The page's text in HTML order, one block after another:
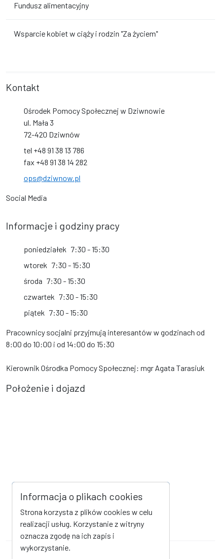
Fundusz alimentacyjny
Wsparcie kobiet w ciąży i rodzin "Za życiem"
Kontakt
Ośrodek Pomocy Społecznej w Dziwnowie
ul. Mała 3
72-420 Dziwnów
tel +48 91 38 13 786
fax +48 91 38 14 282
ops@dziwnow.pl
Social Media
Informacje i godziny pracy
poniedziałek 7:30 - 15:30
wtorek 7:30 - 15:30
środa 7:30 - 15:30
czwartek 7:30 - 15:30
piątek 7:30 - 15:30
Pracownicy socjalni przyjmują interesantów w godzinach od
8:00 do 10:00 i od 14:00 do 15:30
Kierownik Ośrodka Pomocy Społecznej: mgr Agata Tarasiuk
Położenie i dojazd
Informacja o plikach cookies
Strona korzysta z plików cookies w celu
realizacji usług. Korzystanie z witryny
oznacza zgodę na ich zapis i
wykorzystanie.